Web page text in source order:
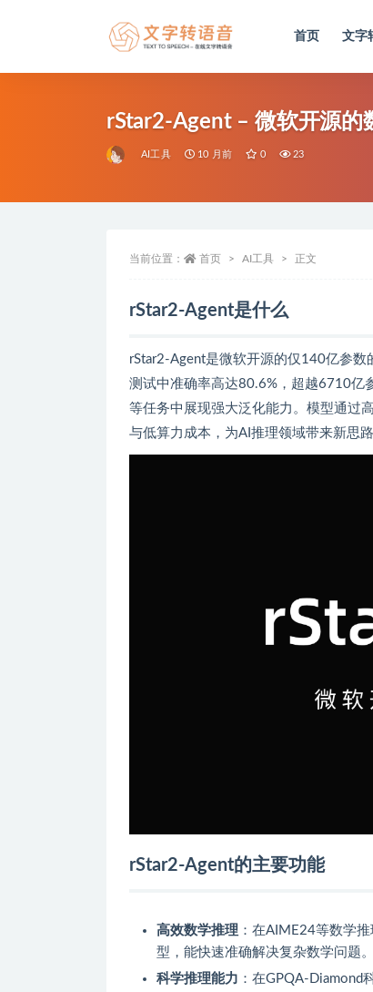
首页 文字
rStar2-Agent – 微软开源的
AI工具 10 月前 0 23
当前位置： 首页 AI工具 正文
rStar2-Agent是什么
rStar2-Agent是微软开源的仅140亿参
测试中准确率高达80.6%，超越6710亿
等任务中展现强大泛化能力。模型通过
与低算力成本，为AI推理领域带来新思路
rStar2-Agent的主要功能
高效数学推理 ：在AIME24等数学
型，能快速准确解决复杂数学问题。
科学推理能力 ：在GPQA-